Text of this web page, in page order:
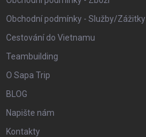
Obchodní podmínky - Služby/Zážitky
Cestování do Vietnamu
Teambuilding
O Sapa Trip
BLOG
Napište nám
Kontakty